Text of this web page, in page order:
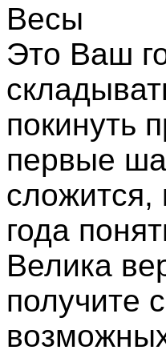
Весы
Это Ваш
покинуть
первые
сложится,
года
Велика
получите